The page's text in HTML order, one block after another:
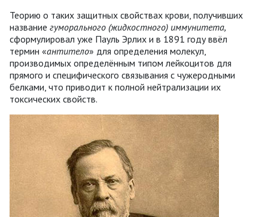
Теорию о таких защитных свойствах крови, получивших
название гуморального (жидкостного) иммунитета,
сформулировал уже Пауль Эрлих и в 1891 году ввёл
термин «антитело» для определения молекул,
производимых определённым типом лейкоцитов для
прямого и специфического связывания с чужеродными
белками, что приводит к полной нейтрализации их
токсических свойств.